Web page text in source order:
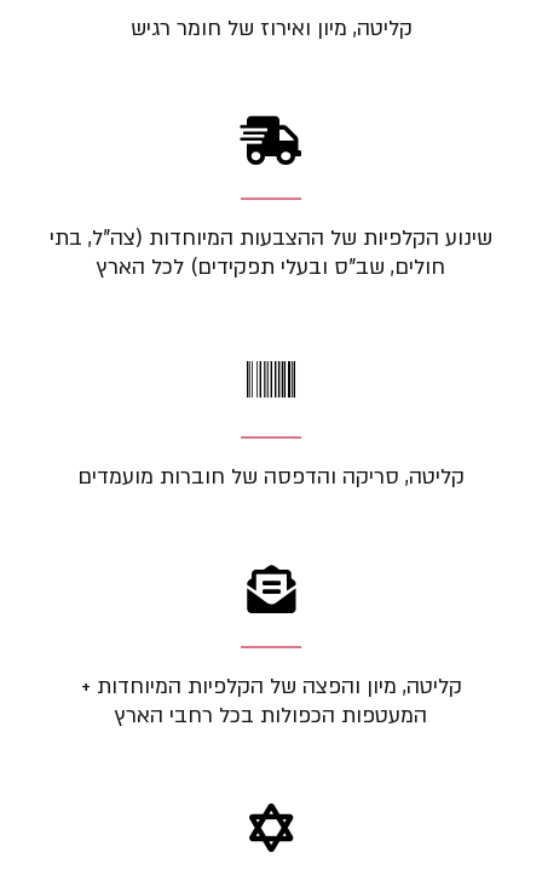
קליטה, מיון ואירוז של חומר רגיש
שינוע הקלפיות של ההצבעות המיוחדות (צה"ל, בתי
חולים, שב"ס ובעלי תפקידים) לכל הארץ
קליטה, סריקה והדפסה של חוברות מועמדים
קליטה, מיון והפצה של הקלפיות המיוחדות +
המעטפות הכפולות בכל רחבי הארץ